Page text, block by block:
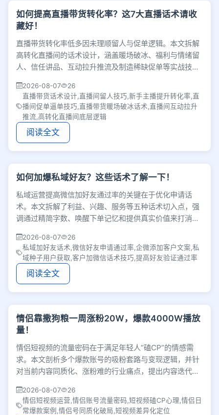
如何提高直播带货转化率？这7大直播话术请收
藏好！
直播带货转化率低多因未理顺留人与促单逻辑。本文拆解
高转化直播间的话术设计，涵盖暖场破冰、福利与情绪留
人、信任讲品、互动拉升推流及制造稀缺促单等实战技
2026-08-07
26
直播带货话术设计,直播间留人技巧,新手主播提升转化率,直
播间促单逼单技巧,直播带货暖场破冰话术,直播间互动拉升
推流,高转化直播间底层逻辑
阅读全文
如何加爆私域好友？这些话术了解一下！
私域运营提高微信加好友通过率的关键在于优化申请话
术。本文拆解了利益、兴趣、服务等五种话术切入点，强
调通过精简字数、唤醒下单记忆和提供真实价值来打消用
2026-08-07
26
私域加好友话术,微信好友申请通过率,企微添加客户文案,私
域种子用户获取,客户加微信话术技巧,提高好友验证通过率
阅读全文
情侣靠撒狗粮一周涨粉20W，爆款4000W播放
量！
情侣短视频的流量密码在于满足年轻人“磕CP”的情感需
求。本文剖析多个爆款账号的吸粉套路与变现逻辑，并针
对当前内容同质化、涨粉难的行业痛点，提出内容迭代、
2026-08-07
26
情侣短视频运营,情侣账号流量密码,短视频磕CP心理,情侣日
常爆款案例,情侣号同质化破局,短视频差异化定位